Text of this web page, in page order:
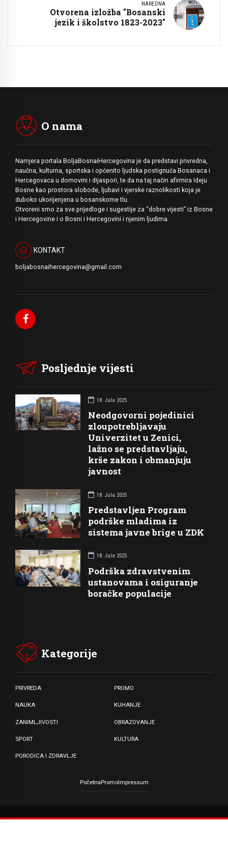
NAREDNA
Otvorena izložba "Bosanski
jezik i školstvo 1823-2023"
O nama
Namjera portala BoljaBosnaiHercegovina je da predstavi privredna,
naučna, kulturna, sportska i općenito ljudska postignuća Bosanaca i
Hercegovaca u domovini i dijaspori, te da na taj način afirmira Ideju
Bosne kao prostora slobode, ljubavi i vjerske raznolikosti koja je
duboko ukorijenjena u bosanskome tlu.
Otvoreni smo za sve prijedloge i sugestije za “dobre vijesti” iz Bosne
i Hercegovine i o Bosni i Hercegovini i njenim ljudima.
KONTAKT
boljabosnaihercegovina@gmail.com
Posljednje vijesti
18. Jula 2025
Neodgovorni pojedinici
zloupotrebljavaju
Univerzitet u Zenici,
lažno se predstavljaju,
krše zakon i obmanjuju
javnost
18. Jula 2025
Predstavljen Program
podrške mladima iz
sistema javne brige u ZDK
18. Jula 2025
Podrška zdravstvenim
ustanovama i osiguranje
boračke populacije
Kategorije
PRIVREDA PROMO
NAUKA KUHANJE
ZANIMLJIVOSTI OBRAZOVANJE
SPORT KULTURA
PORODICA I ZDRAVLJE
PočetnaPromoImpressum